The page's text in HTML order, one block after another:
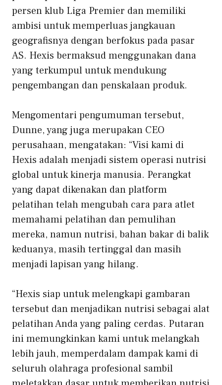
persen klub Liga Premier dan memiliki
ambisi untuk memperluas jangkauan
geografisnya dengan berfokus pada pasar
AS. Hexis bermaksud menggunakan dana
yang terkumpul untuk mendukung
pengembangan dan penskalaan produk.
Mengomentari pengumuman tersebut,
Dunne, yang juga merupakan CEO
perusahaan, mengatakan: “Visi kami di
Hexis adalah menjadi sistem operasi nutrisi
global untuk kinerja manusia. Perangkat
yang dapat dikenakan dan platform
pelatihan telah mengubah cara para atlet
memahami pelatihan dan pemulihan
mereka, namun nutrisi, bahan bakar di balik
keduanya, masih tertinggal dan masih
menjadi lapisan yang hilang.
“Hexis siap untuk melengkapi gambaran
tersebut dan menjadikan nutrisi sebagai alat
pelatihan Anda yang paling cerdas. Putaran
ini memungkinkan kami untuk melangkah
lebih jauh, memperdalam dampak kami di
seluruh olahraga profesional sambil